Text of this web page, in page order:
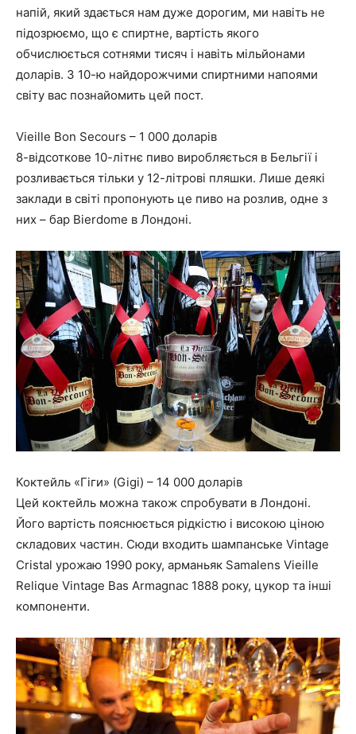
напій, який здається нам дуже дорогим, ми навіть не
підозрюємо, що є спиртне, вартість якого
обчислюється сотнями тисяч і навіть мільйонами
доларів. З 10-ю найдорожчими спиртними напоями
світу вас познайомить цей пост.
Vieille Bon Secours – 1 000 доларів
8-відсоткове 10-літнє пиво виробляється в Бельгії і
розливається тільки у 12-літрові пляшки. Лише деякі
заклади в світі пропонують це пиво на розлив, одне з
них – бар Bierdome в Лондоні.
Коктейль «Гіги» (Gigi) – 14 000 доларів
Цей коктейль можна також спробувати в Лондоні.
Його вартість пояснюється рідкістю і високою ціною
складових частин. Сюди входить шампанське Vintage
Cristal урожаю 1990 року, арманьяк Samalens Vieille
Relique Vintage Bas Armagnac 1888 року, цукор та інші
компоненти.